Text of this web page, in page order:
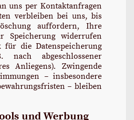
uns per Kontaktanfragen
verbleiben bei uns, bis
auffordern, Ihre
Speicherung widerrufen
für die Datenspeicherung
abgeschlossener
Anliegens). Zwingende
– insbesondere
– bleiben
und Werbung